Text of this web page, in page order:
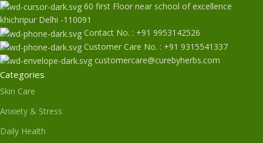
60 first Floor near school of excellence
khichripur Delhi -110091
Contact No. : +91 9953142526
Customer Care No. : +91 9315541337
customercare@curebyherbs.com
Categories
Skin Care
Anxiety & Stress
Daily Health